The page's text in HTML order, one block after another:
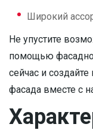
Широкий
Не упустите
помощью
сейчас и
фасада вместе с